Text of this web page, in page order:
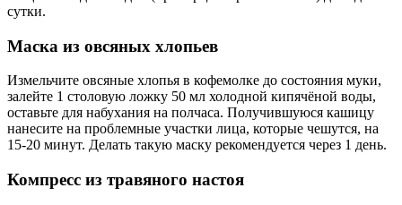
сутки.
Маска из овсяных хлопьев
Измельчите овсяные хлопья в кофемолке до состояния муки,
залейте 1 столовую ложку 50 мл холодной кипячёной воды,
оставьте для набухания на полчаса. Получившуюся кашицу
нанесите на проблемные участки лица, которые чешутся, на
15-20 минут. Делать такую маску рекомендуется через 1 день.
Компресс из травяного настоя